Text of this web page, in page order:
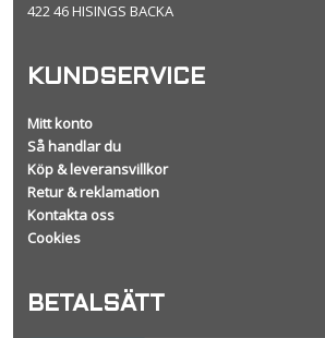
422 46 HISINGS BACKA
KUNDSERVICE
Mitt konto
Så handlar du
Köp & leveransvillkor
Retur & reklamation
Kontakta oss
Cookies
BETALSÄTT